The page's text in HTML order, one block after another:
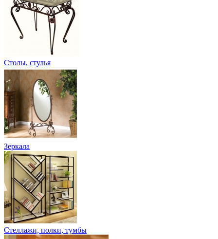
Столы, стулья
Зеркала
Стеллажи, полки, тумбы